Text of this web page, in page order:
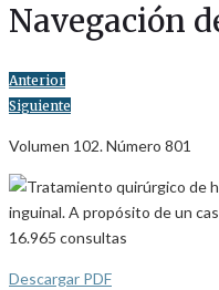
Navegación
Anterior
Siguiente
Volumen 102. Número 801
16.965 consultas
Descargar PDF